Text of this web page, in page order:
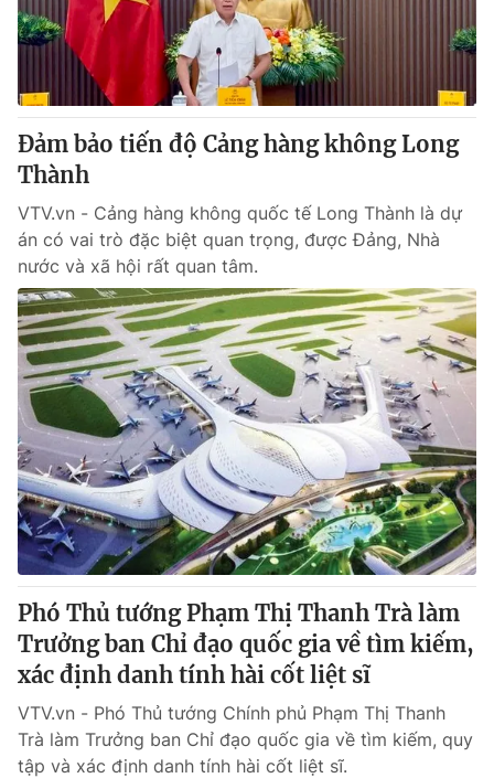
Đảm bảo tiến độ Cảng hàng không Long
Thành
VTV.vn - Cảng hàng không quốc tế Long Thành là dự
án có vai trò đặc biệt quan trọng, được Đảng, Nhà
nước và xã hội rất quan tâm.
Phó Thủ tướng Phạm Thị Thanh Trà làm
Trưởng ban Chỉ đạo quốc gia về tìm kiếm,
xác định danh tính hài cốt liệt sĩ
VTV.vn - Phó Thủ tướng Chính phủ Phạm Thị Thanh
Trà làm Trưởng ban Chỉ đạo quốc gia về tìm kiếm, quy
tập và xác định danh tính hài cốt liệt sĩ.